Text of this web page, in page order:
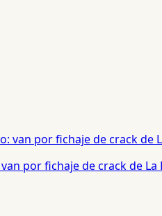
por fichaje de crack de La